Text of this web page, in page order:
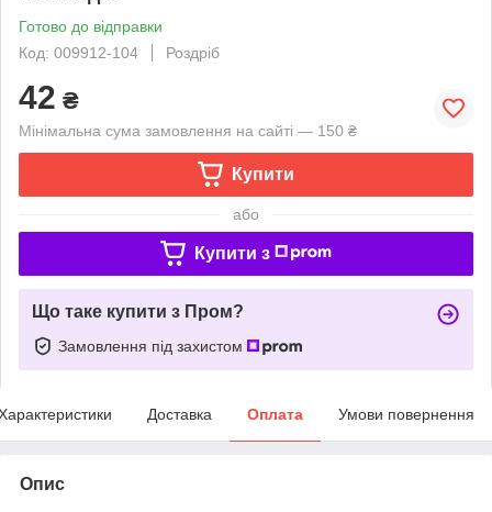
Готово до відправки
Код: 009912-104
Роздріб
42 ₴
Мінімальна сума замовлення на сайті — 150 ₴
Купити
або
Купити з
Що таке купити з Пром?
Замовлення під захистом
Доставка Оплата Умови повернення
Опис